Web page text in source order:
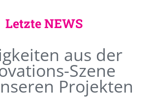
Letzte NEWS
aus der
Szene
Projekten